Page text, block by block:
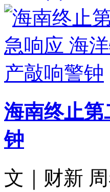
海南终止
钟
文｜财新